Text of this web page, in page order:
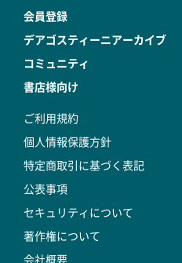
会員登録
デアゴスティーニアーカイブ
コミュニティ
書店様向け
ご利用規約
個人情報保護方針
特定商取引に基づく表記
公表事項
セキュリティについて
著作権について
会社概要